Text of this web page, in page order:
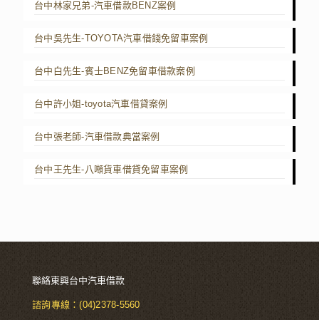
台中林家兄弟-汽車借款BENZ案例
台中吳先生-TOYOTA汽車借錢免留車案例
台中白先生-賓士BENZ免留車借款案例
台中許小姐-toyota汽車借貸案例
台中張老師-汽車借款典當案例
台中王先生-八噸貨車借貸免留車案例
聯絡東興台中汽車借款
諮詢專線：(04)2378-5560